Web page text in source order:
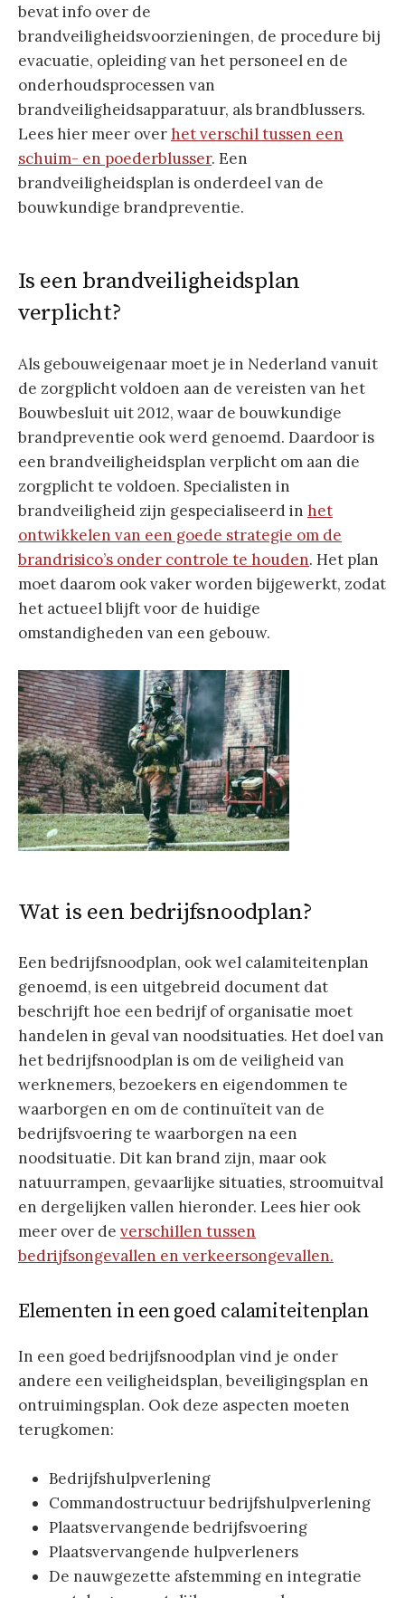
bevat info over de
brandveiligheidsvoorzieningen, de procedure bij
evacuatie, opleiding van het personeel en de
onderhoudsprocessen van
brandveiligheidsapparatuur, als brandblussers.
Lees hier meer overhet verschil tussen een
schuim- en poederblusser. Een
brandveiligheidsplan is onderdeel van de
bouwkundige brandpreventie.
Is een brandveiligheidsplan
verplicht?
Als gebouweigenaar moet je in Nederland vanuit
de zorgplicht voldoen aan de vereisten van het
Bouwbesluit uit 2012, waar de bouwkundige
brandpreventie ook werd genoemd. Daardoor is
een brandveiligheidsplan verplicht om aan die
zorgplicht te voldoen. Specialisten in
brandveiligheid zijn gespecialiseerd in het
ontwikkelen van een goede strategie om de
brandrisico’s onder controle te houden. Het plan
moet daarom ook vaker worden bijgewerkt, zodat
het actueel blijft voor de huidige
omstandigheden van een gebouw.
Wat is een bedrijfsnoodplan?
Een bedrijfsnoodplan, ook wel calamiteitenplan
genoemd, is een uitgebreid document dat
beschrijft hoe een bedrijf of organisatie moet
handelen in geval van noodsituaties. Het doel van
het bedrijfsnoodplan is om de veiligheid van
werknemers, bezoekers en eigendommen te
waarborgen en om de continuïteit van de
bedrijfsvoering te waarborgen na een
noodsituatie. Dit kan brand zijn, maar ook
natuurrampen, gevaarlijke situaties, stroomuitval
en dergelijken vallen hieronder. Lees hier ook
meer over de verschillen tussen
bedrijfsongevallen en verkeersongevallen.
Elementen in een goed calamiteitenplan
In een goed bedrijfsnoodplan vind je onder
andere een veiligheidsplan, beveiligingsplan en
ontruimingsplan. Ook deze aspecten moeten
terugkomen:
Bedrijfshulpverlening
Commandostructuur bedrijfshulpverlening
Plaatsvervangende bedrijfsvoering
Plaatsvervangende hulpverleners
De nauwgezette afstemming en integratie